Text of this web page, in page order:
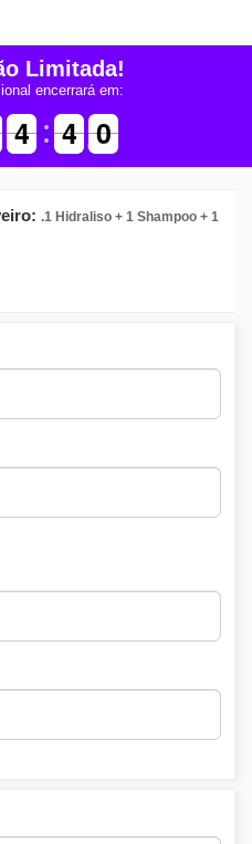
Limitada!
encerrará em:
5
4
4 4
4
3 0
0
9
.1 Hidraliso + 1 Shampoo + 1